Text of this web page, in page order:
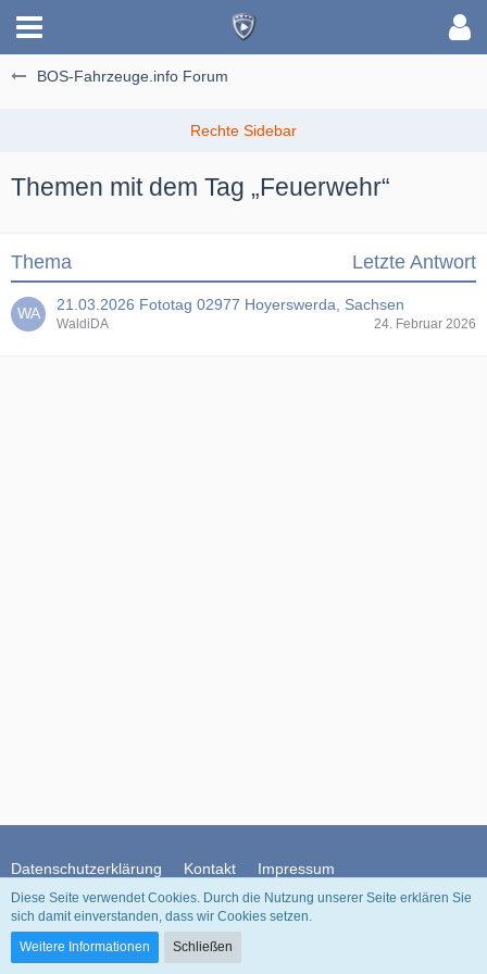
BOS-Fahrzeuge.info Forum
Themen mit dem Tag „Feuerwehr“
Thema Letzte Antwort
21.03.2026 Fototag 02977 Hoyerswerda, Sachsen
WaldiDA 24. Februar 2026
Datenschutzerklärung Kontakt Impressum
Community-Software:
Diese Seite verwendet Cookies. Durch die Nutzung unserer Seite erklären Sie
sich damit einverstanden, dass wir Cookies setzen.
Weitere Informationen
Schließen